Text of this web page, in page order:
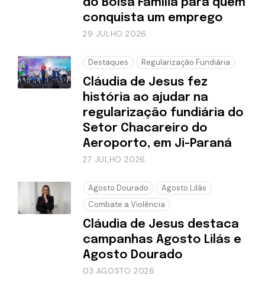
conquista um emprego
29 JULHO 2026
Destaques Regularização Fundiária
Cláudia de Jesus fez
história ao ajudar na
regularização fundiária do
Setor Chacareiro do
Aeroporto, em Ji-Paraná
27 JULHO 2026
Agosto Dourado
Agosto Lilás
Combate a Violência
Cláudia de Jesus destaca
campanhas Agosto Lilás e
Agosto Dourado
03 AGOSTO 2026